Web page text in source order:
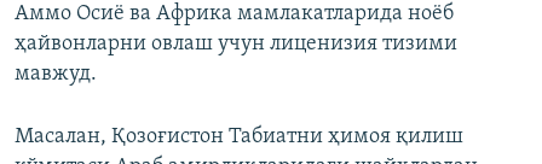
Аммо Осиë ва Африка мамлакатларида ноëб
ҳайвонларни овлаш учун лиценизия тизими
мавжуд.
Масалан, Қозоғистон Табиатни ҳимоя қилиш